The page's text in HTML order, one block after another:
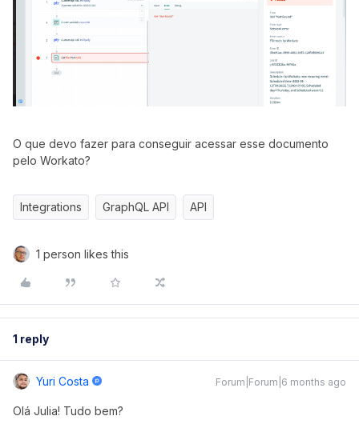
O que devo fazer para conseguir acessar esse documento
pelo Workato?
Integrations GraphQL API API
1 person likes this
1 reply
Yuri Costa Forum|Forum|6 months ago
Olá Julia! Tudo bem?